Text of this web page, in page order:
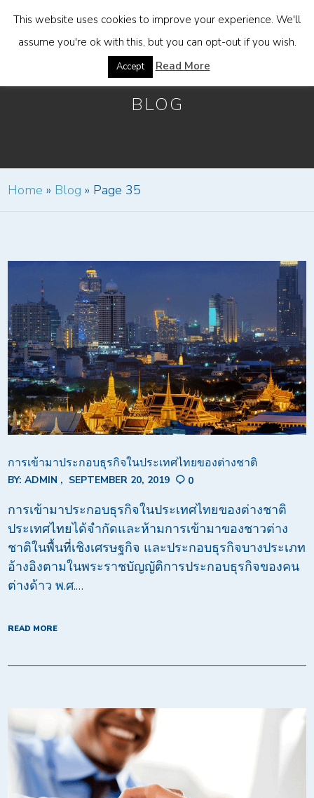
BLOG
Home » Blog » Page 35
การเข้ามาประกอบธุรกิจในประเทศไทยของต่างชาติ
BY:ADMIN SEPTEMBER 20, 2019 0
การเข้ามาประกอบธุรกิจในประเทศไทยของต่างชาติ
ประเทศไทยได้จำกัดและห้ามการเข้ามาของชาวต่าง
ชาติในพื้นที่เชิงเศรษฐกิจ และประกอบธุรกิจบางประเภท
อ้างอิงตามในพระราชบัญญัติการประกอบธุรกิจของคน
ต่างด้าว พ.ศ.…
READ MORE
This website uses cookies to improve your experience. We'll
assume you're ok with this, but you can opt-out if you wish.
Accept Read More